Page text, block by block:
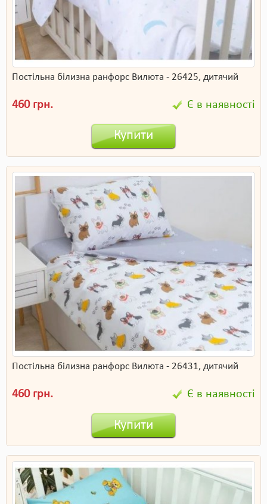
Постільна білизна ранфорс Вилюта - 26425, дитячий
460 грн. Є в наявності
Купити
Постільна білизна ранфорс Вилюта - 26431, дитячий
460 грн. Є в наявності
Купити